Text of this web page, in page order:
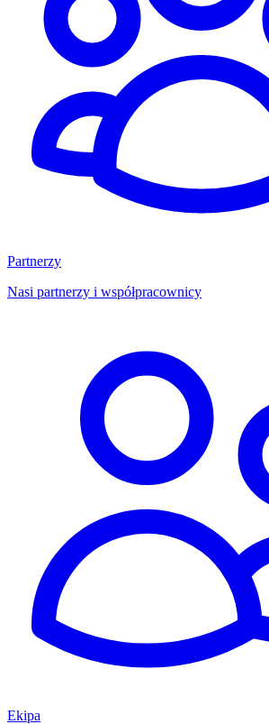
Partnerzy
Nasi partnerzy i współpracownicy
Ekipa